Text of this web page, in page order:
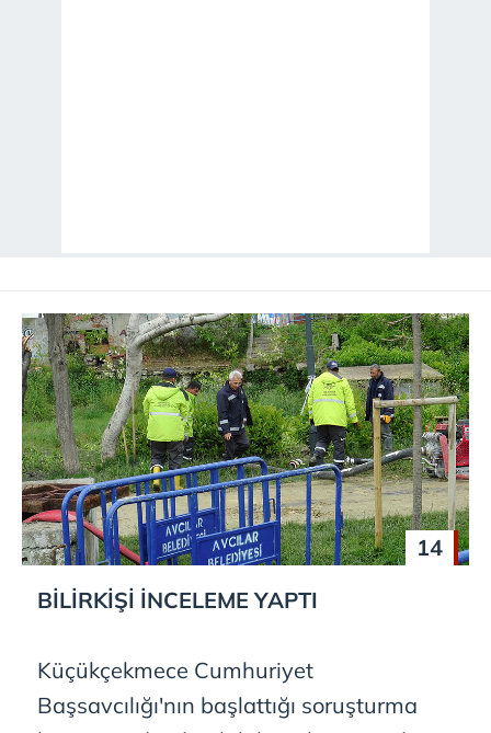
14
BİLİRKİŞİ İNCELEME YAPTI
Küçükçekmece Cumhuriyet
Başsavcılığı'nın başlattığı soruşturma